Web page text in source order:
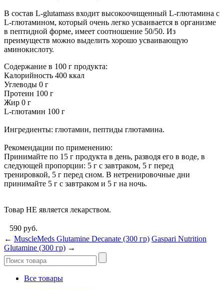
В состав L-glutamass входит высокоочищенный L-глютамина с
L-глютамином, который очень легко усваивается в организме
в пептидной форме, имеет соотношение 50/50. Из
преимуществ можно выделить хорошо усваивающую
аминокислоту.
Содержание в 100 г продукта:
Калорийность 400 ккал
Углеводы 0 г
Протеин 100 г
Жир 0 г
L-глютамин 100 г
Ингредиенты: глютамин, пептиды глютамина.
Рекомендации по применению:
Принимайте по 15 г продукта в день, разводя его в воде, в
следующей пропорции: 5 г с завтраком, 5 г перед
тренировкой, 5 г перед сном. В нетренировочные дни
принимайте 5 г с завтраком и 5 г на ночь.
Товар НЕ является лекарством.
590 руб.
← MuscleMeds Glutamine Decanate (300 гр) Gaspari Nutrition
Glutamine (300 гр) →
Все товары